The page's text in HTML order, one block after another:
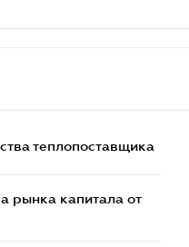
теплопоставщика
рынка капитала от